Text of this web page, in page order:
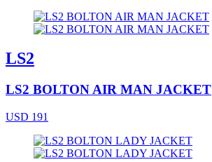
LS2
LS2 BOLTON AIR MAN JACKET
USD 191